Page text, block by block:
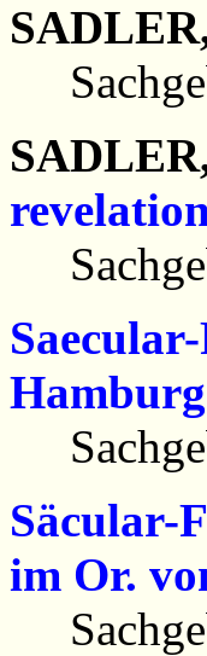
Säcular-
im Or.